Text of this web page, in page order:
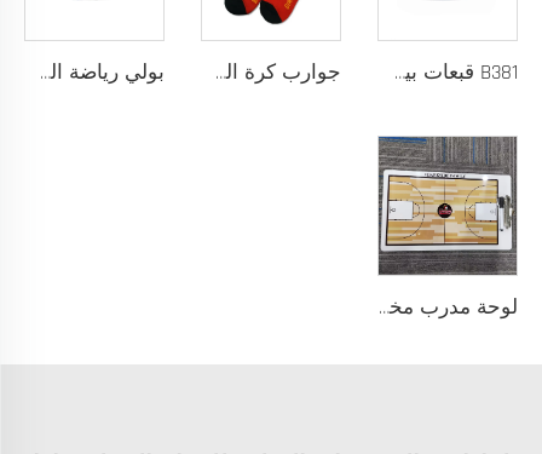
B381 قبعات بيسبول جديدة عصرية للرجال والنساء، قبعات فاخرة بتصميم أنيق، قبعة تراكر جوارب كرة السلة للرجال بتصميم شعار مخصص، جوارب قطنية طويلة من السباندكس مع لبادة عالية، عينة مجانية، خدمة تصنيع المعدات الأصلية بولي رياضة السلة بأكمام طويلة نسيج سريع الجفاف للإحماء، شعار مخصص
لوحة مدرب مخصصة من كلوريد متعدد الفينيل (PVC) 122 مع إمكانية طباعة الشعار بألوان مخصصة، تصميم متين للتدريب الرياضي والتخطيط التكتيكي